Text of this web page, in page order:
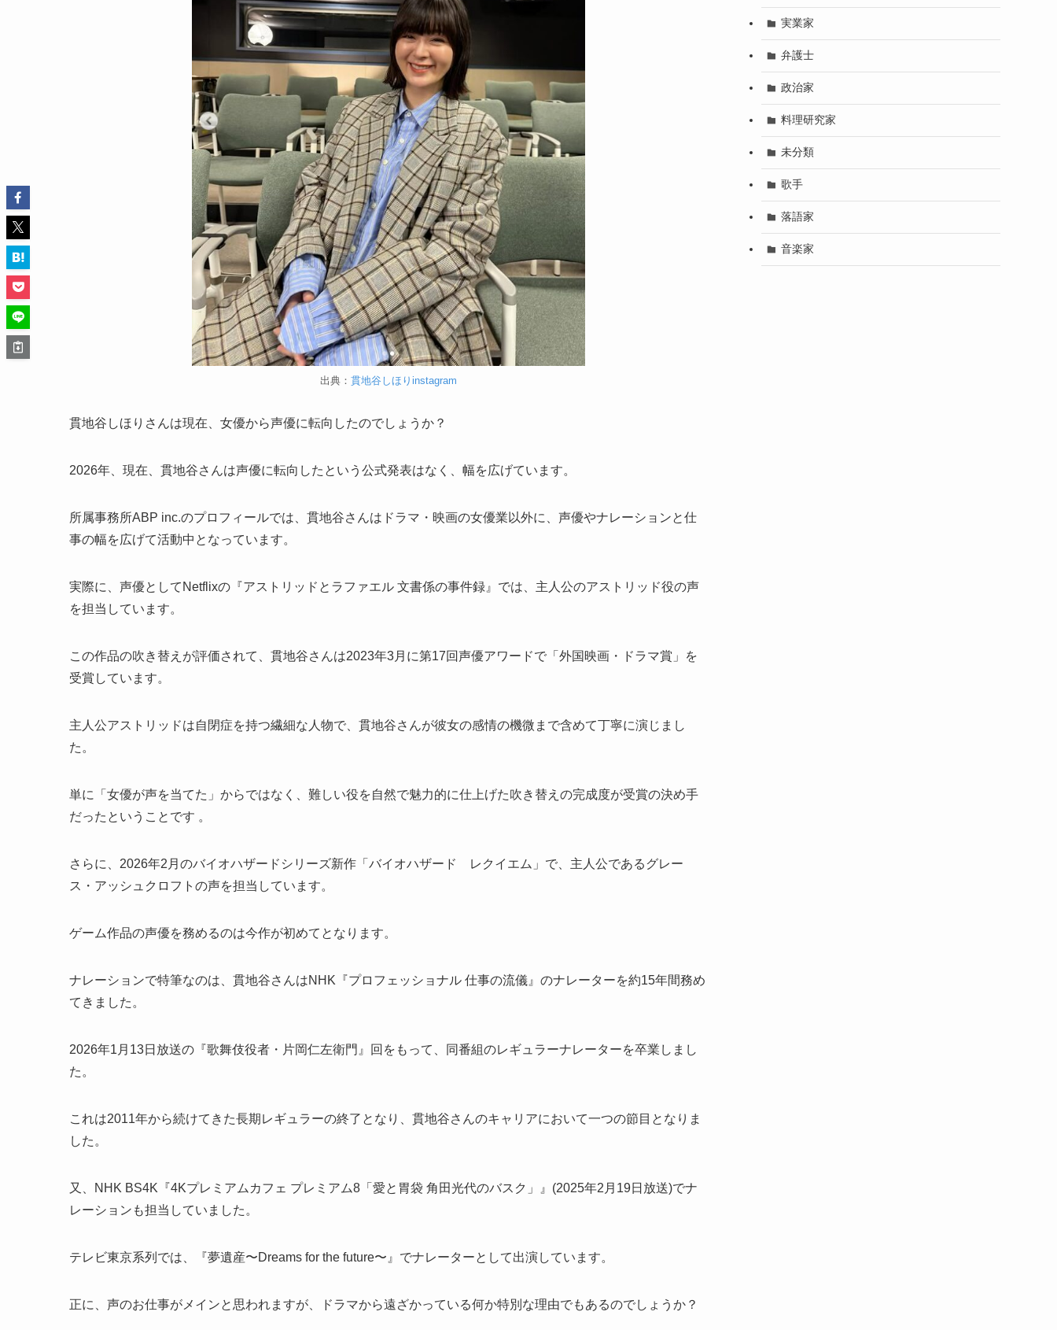
出典： 貫地谷しほりinstagram
貫地谷しほりさんは現在、女優から声優に転向したのでしょうか？
2026年、現在、貫地谷さんは声優に転向したという公式発表はなく、幅を広げています。
所属事務所ABP inc.のプロフィールでは、貫地谷さんはドラマ・映画の女優業以外に、声優やナレーションと仕
事の幅を広げて活動中となっています。
実際に、声優としてNetflixの『アストリッドとラファエル 文書係の事件録』では、主人公のアストリッド役の声
を担当しています。
この作品の吹き替えが評価されて、貫地谷さんは2023年3月に第17回声優アワードで「外国映画・ドラマ賞」を
受賞しています。
主人公アストリッドは自閉症を持つ繊細な人物で、貫地谷さんが彼女の感情の機微まで含めて丁寧に演じまし
た。
単に「女優が声を当てた」からではなく、難しい役を自然で魅力的に仕上げた吹き替えの完成度が受賞の決め手
だったということです 。
さらに、2026年2月のバイオハザードシリーズ新作「バイオハザード レクイエム」で、主人公であるグレー
ス・アッシュクロフトの声を担当しています。
ゲーム作品の声優を務めるのは今作が初めてとなります。
ナレーションで特筆なのは、貫地谷さんはNHK『プロフェッショナル 仕事の流儀』のナレーターを約15年間務め
てきました。
2026年1月13日放送の『歌舞伎役者・片岡仁左衛門』回をもって、同番組のレギュラーナレーターを卒業しまし
た。
これは2011年から続けてきた長期レギュラーの終了となり、貫地谷さんのキャリアにおいて一つの節目となりま
した。
又、NHK BS4K『4Kプレミアムカフェ プレミアム8「愛と胃袋 角田光代のバスク」』(2025年2月19日放送)でナ
レーションも担当していました。
テレビ東京系列では、『夢遺産〜Dreams for the future〜』でナレーターとして出演しています。
正に、声のお仕事がメインと思われますが、ドラマから遠ざかっている何か特別な理由でもあるのでしょうか？
実業家
弁護士
政治家
料理研究家
未分類
歌手
落語家
音楽家